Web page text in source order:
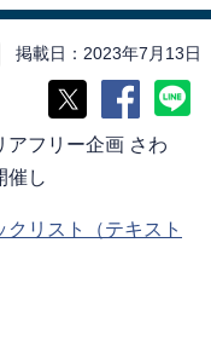
掲載日 2023年7月13日
アフリー企画 さわ
催し
リスト（テキスト